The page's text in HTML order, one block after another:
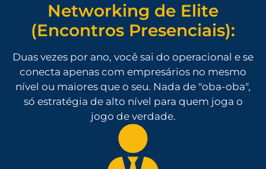
Networking de Elite
(Encontros Presenciais):
Duas vezes por ano, você sai do operacional e se
conecta apenas com empresários no mesmo
nível ou maiores que o seu. Nada de "oba-oba",
só estratégia de alto nível para quem joga o
jogo de verdade.